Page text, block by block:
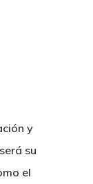
y
su
el